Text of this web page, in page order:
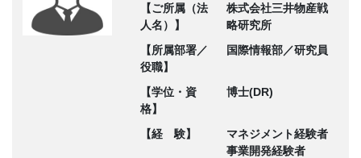
【ご所属（法
人名）】
株式会社三井物産戦
略研究所
【所属部署／
役職】
国際情報部／研究員
【学位・資
格】
博士(DR)
【経 験】
マネジメント経験者
事業開発経験者